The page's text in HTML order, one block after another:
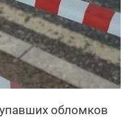
обломков